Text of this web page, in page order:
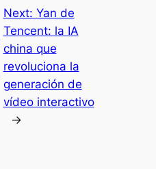
Next: Yan de
Tencent: la IA
china que
revoluciona la
generación de
vídeo interactivo
→